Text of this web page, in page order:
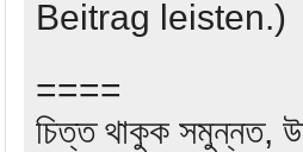
Beitrag leisten.)
====
চিত্ত থাকুক সমুন্নত,